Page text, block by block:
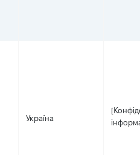
Україна